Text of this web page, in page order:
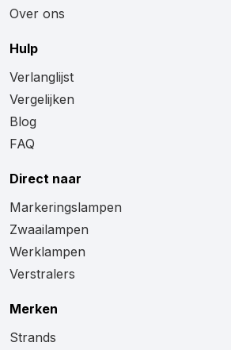
Over ons
Hulp
Verlanglijst
Vergelijken
Blog
FAQ
Direct naar
Markeringslampen
Zwaailampen
Werklampen
Verstralers
Merken
Strands